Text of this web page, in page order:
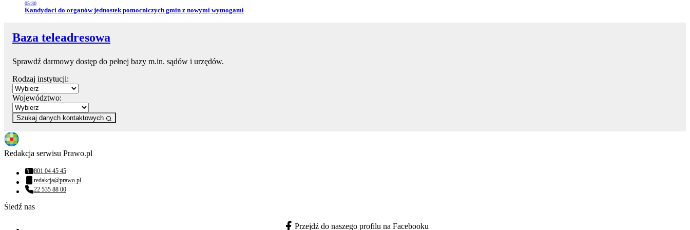
05:30
Przejdź do artykułu:
Kandydaci do organów jednostek pomocniczych gmin z nowymi wymogami
Baza teleadresowa
Sprawdź darmowy dostęp do pełnej bazy m.in. sądów i urzędów.
Rodzaj instytucji:
Województwo:
Szukaj danych kontaktowych
Redakcja serwisu Prawo.pl
Numer telefonu:
801 04 45 45
Adres email:
redakcja@prawo.pl
Numer telefonu:
22 535 88 00
Śledź nas
Przejdź do naszego profilu na Facebooku